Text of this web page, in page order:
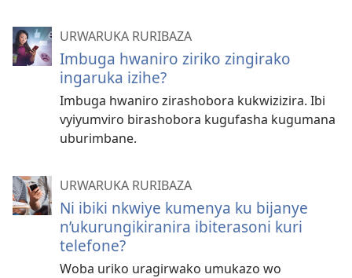
URWARUKA RURIBAZA
Imbuga hwaniro ziriko zingirako
ingaruka izihe?
Imbuga hwaniro zirashobora kukwizizira. Ibi
vyiyumviro birashobora kugufasha kugumana
uburimbane.
URWARUKA RURIBAZA
Ni ibiki nkwiye kumenya ku bijanye
n’ukurungikiranira ibiterasoni kuri
telefone?
Woba uriko uragirwako umukazo wo